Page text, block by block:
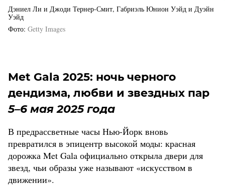
Дэниел Ли и Джоди Тернер-Смит, Габриэль Юнион Уэйд и Дуэйн
Уэйд
Фото Getty Images
Met Gala 2025: ночь черного
дендизма, любви и звездных пар
5–6 мая 2025 года
В предрассветные часы Нью-Йорк вновь
превратился в эпицентр высокой моды: красная
дорожка Met Gala официально открыла двери для
звезд, чьи образы уже называют «искусством в
движении».